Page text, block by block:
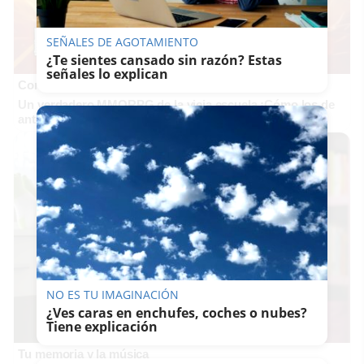
Corepunk MMORPG
Un verdadero MMORPG de la vieja escuela ¡Cómo los de
antes, pero mejor!
SEÑALES DE AGOTAMIENTO
¿Te sientes cansado sin razón? Estas
señales lo explican
NO ES TU IMAGINACIÓN
¿Ves caras en enchufes, coches o nubes?
Tiene explicación